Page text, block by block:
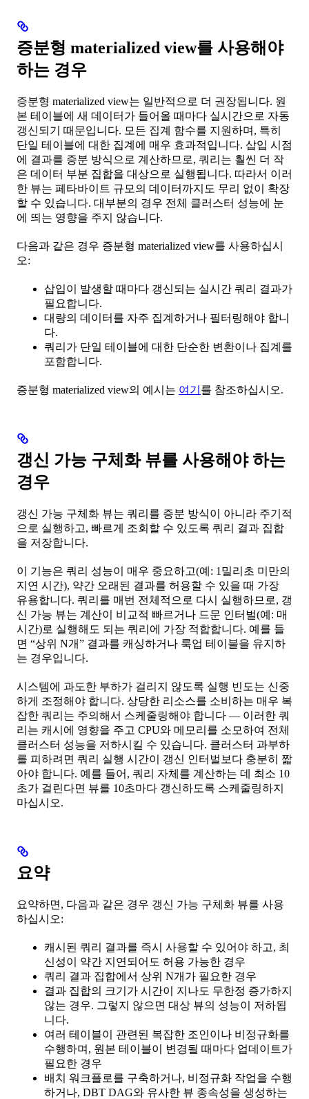
증분형 materialized view를 사용해야
하는 경우
증분형 materialized view는 일반적으로 더 권장됩니다. 원
본 테이블에 새 데이터가 들어올 때마다 실시간으로 자동
갱신되기 때문입니다. 모든 집계 함수를 지원하며, 특히
단일 테이블에 대한 집계에 매우 효과적입니다. 삽입 시점
에 결과를 증분 방식으로 계산하므로, 쿼리는 훨씬 더 작
은 데이터 부분 집합을 대상으로 실행됩니다. 따라서 이러
한 뷰는 페타바이트 규모의 데이터까지도 무리 없이 확장
할 수 있습니다. 대부분의 경우 전체 클러스터 성능에 눈
에 띄는 영향을 주지 않습니다.
다음과 같은 경우 증분형 materialized view를 사용하십시
오:
삽입이 발생할 때마다 갱신되는 실시간 쿼리 결과가
필요합니다.
대량의 데이터를 자주 집계하거나 필터링해야 합니
다.
쿼리가 단일 테이블에 대한 단순한 변환이나 집계를
포함합니다.
증분형 materialized view의 예시는 여기 를 참조하십시오.
갱신 가능 구체화 뷰를 사용해야 하는
경우
갱신 가능 구체화 뷰는 쿼리를 증분 방식이 아니라 주기적
으로 실행하고, 빠르게 조회할 수 있도록 쿼리 결과 집합
을 저장합니다.
이 기능은 쿼리 성능이 매우 중요하고(예: 1밀리초 미만의
지연 시간), 약간 오래된 결과를 허용할 수 있을 때 가장
유용합니다. 쿼리를 매번 전체적으로 다시 실행하므로, 갱
신 가능 뷰는 계산이 비교적 빠르거나 드문 인터벌(예: 매
시간)로 실행해도 되는 쿼리에 가장 적합합니다. 예를 들
면 “상위 N개” 결과를 캐싱하거나 룩업 테이블을 유지하
는 경우입니다.
시스템에 과도한 부하가 걸리지 않도록 실행 빈도는 신중
하게 조정해야 합니다. 상당한 리소스를 소비하는 매우 복
잡한 쿼리는 주의해서 스케줄링해야 합니다 — 이러한 쿼
리는 캐시에 영향을 주고 CPU와 메모리를 소모하여 전체
클러스터 성능을 저하시킬 수 있습니다. 클러스터 과부하
를 피하려면 쿼리 실행 시간이 갱신 인터벌보다 충분히 짧
아야 합니다. 예를 들어, 쿼리 자체를 계산하는 데 최소 10
초가 걸린다면 뷰를 10초마다 갱신하도록 스케줄링하지
마십시오.
요약
요약하면, 다음과 같은 경우 갱신 가능 구체화 뷰를 사용
하십시오:
캐시된 쿼리 결과를 즉시 사용할 수 있어야 하고, 최
신성이 약간 지연되어도 허용 가능한 경우
쿼리 결과 집합에서 상위 N개가 필요한 경우
결과 집합의 크기가 시간이 지나도 무한정 증가하지
않는 경우. 그렇지 않으면 대상 뷰의 성능이 저하됩
니다.
여러 테이블이 관련된 복잡한 조인이나 비정규화를
수행하며, 원본 테이블이 변경될 때마다 업데이트가
필요한 경우
배치 워크플로를 구축하거나, 비정규화 작업을 수행
하거나, DBT DAG와 유사한 뷰 종속성을 생성하는